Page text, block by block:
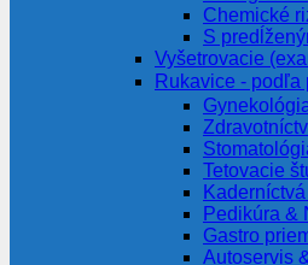
Chemické
S
Vyšetrovacie
Rukavice - podľa
Tetovacie
Pedikúra &
Gastro
Autoservis